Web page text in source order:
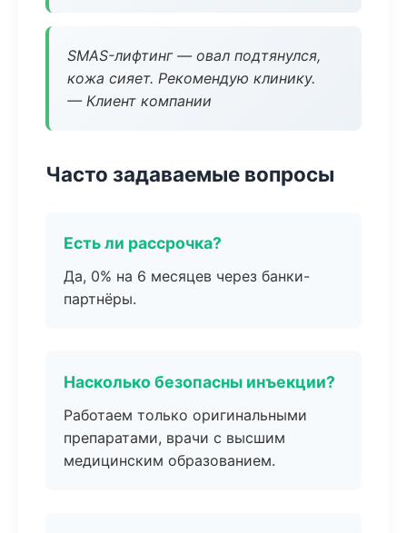
SMAS-лифтинг — овал подтянулся,
кожа сияет. Рекомендую клинику.
— Клиент компании
Часто задаваемые вопросы
Есть ли рассрочка?
Да, 0% на 6 месяцев через банки-
партнёры.
Насколько безопасны инъекции?
Работаем только оригинальными
препаратами, врачи с высшим
медицинским образованием.